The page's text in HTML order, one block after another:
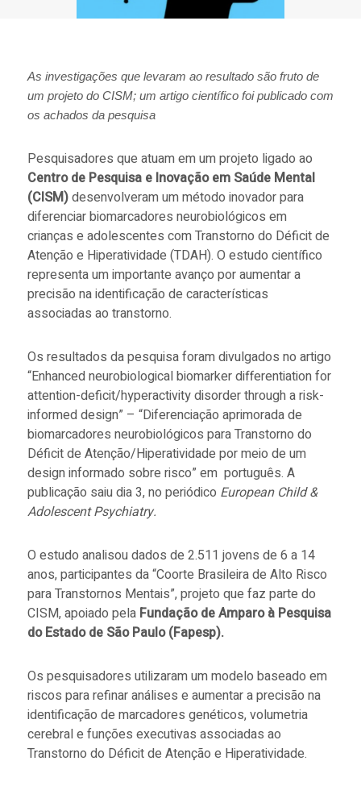
As investigações que levaram ao resultado são fruto de
um projeto do CISM; um artigo científico foi publicado com
os achados da pesquisa
Pesquisadores que atuam em um projeto ligado ao
Centro de Pesquisa e Inovação em Saúde Mental
(CISM)desenvolveram um método inovador para
diferenciar biomarcadores neurobiológicos em
crianças e adolescentes com Transtorno do Déficit de
Atenção e Hiperatividade (TDAH). O estudo científico
representa um importante avanço por aumentar a
precisão na identificação de características
associadas ao transtorno.
Os resultados da pesquisa foram divulgados no artigo
“Enhanced neurobiological biomarker differentiation for
attention-deficit/hyperactivity disorder through a risk-
informed design” – “Diferenciação aprimorada de
biomarcadores neurobiológicos para Transtorno do
Déficit de Atenção/Hiperatividade por meio de um
design informado sobre risco” em português. A
publicação saiu dia 3, no periódico European Child &
Adolescent Psychiatry.
O estudo analisou dados de 2.511 jovens de 6 a 14
anos, participantes da “Coorte Brasileira de Alto Risco
para Transtornos Mentais”, projeto que faz parte do
CISM, apoiado pela Fundação de Amparo à Pesquisa
do Estado de São Paulo (Fapesp).
Os pesquisadores utilizaram um modelo baseado em
riscos para refinar análises e aumentar a precisão na
identificação de marcadores genéticos, volumetria
cerebral e funções executivas associadas ao
Transtorno do Déficit de Atenção e Hiperatividade.